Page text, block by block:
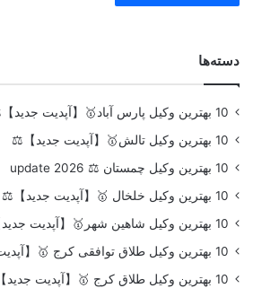
دسته‌ها
10 بهترین وکیل پارس آباد🥇【آپدیت جدید】⚖️
10 بهترین وکیل تالش🥇【آپدیت جدید】⚖️
10 بهترین وکیل چمستان ⚖️ update 2026
10 بهترین وکیل خلخال 🥇【آپدیت جدید】⚖️
10 بهترین وکیل شاهین شهر🥇【آپدیت جدید】⚖️
10 بهترین وکیل طلاق توافقی کرج 🥇【آپدیت جدید】⚖️
10 بهترین وکیل طلاق کرج 🥇【آپدیت جدید】⚖️